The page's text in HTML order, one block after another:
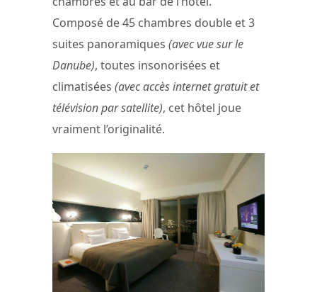
Composé de 45 chambres double et 3
suites panoramiques (avec vue sur le
Danube), toutes insonorisées et
climatisées (avec accès internet gratuit et
télévision par satellite), cet hôtel joue
vraiment l’originalité.